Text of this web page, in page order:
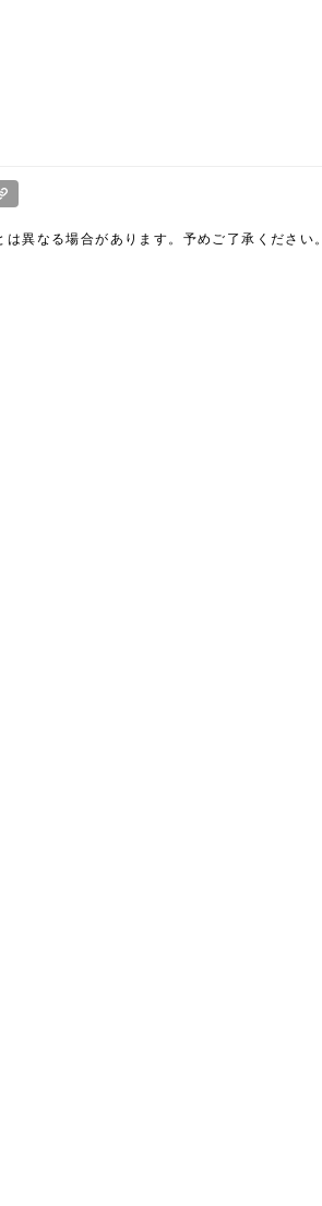
異なる場合があります。予めご了承ください。